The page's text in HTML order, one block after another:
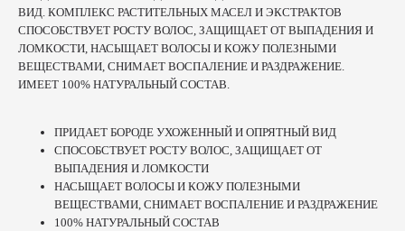
ВИД. КОМПЛЕКС РАСТИТЕЛЬНЫХ МАСЕЛ И ЭКСТРАКТОВ
СПОСОБСТВУЕТ РОСТУ ВОЛОС, ЗАЩИЩАЕТ ОТ ВЫПАДЕНИЯ И
ЛОМКОСТИ, НАСЫЩАЕТ ВОЛОСЫ И КОЖУ ПОЛЕЗНЫМИ
ВЕЩЕСТВАМИ, СНИМАЕТ ВОСПАЛЕНИЕ И РАЗДРАЖЕНИЕ.
ИМЕЕТ 100% НАТУРАЛЬНЫЙ СОСТАВ.
ПРИДАЕТ БОРОДЕ УХОЖЕННЫЙ И ОПРЯТНЫЙ ВИД
СПОСОБСТВУЕТ РОСТУ ВОЛОС, ЗАЩИЩАЕТ ОТ
ВЫПАДЕНИЯ И ЛОМКОСТИ
НАСЫЩАЕТ ВОЛОСЫ И КОЖУ ПОЛЕЗНЫМИ
ВЕЩЕСТВАМИ, СНИМАЕТ ВОСПАЛЕНИЕ И РАЗДРАЖЕНИЕ
100% НАТУРАЛЬНЫЙ СОСТАВ